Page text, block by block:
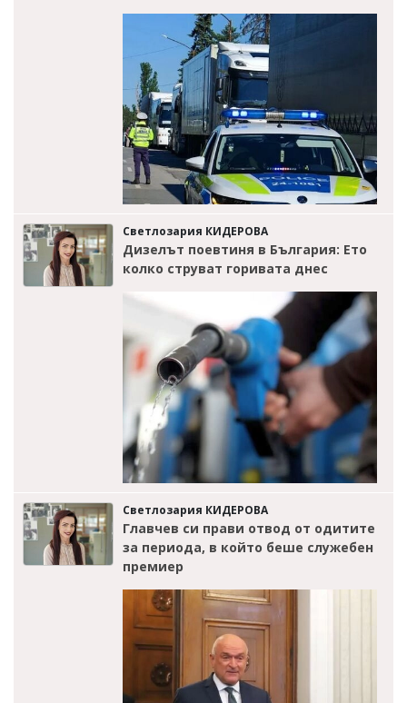
Светлозария КИДЕРОВА
Дизелът поевтиня в България: Ето
колко струват горивата днес
Светлозария КИДЕРОВА
Главчев си прави отвод от одитите
за периода, в който беше служебен
премиер